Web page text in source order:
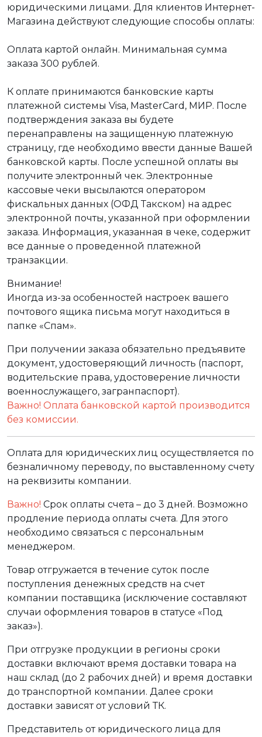
юридическими лицами. Для клиентов Интернет-
Магазина действуют следующие способы оплаты:
Оплата картой онлайн. Минимальная сумма
заказа 300 рублей.
К оплате принимаются банковские карты
платежной системы Visa, MasterCard, МИР. После
подтверждения заказа вы будете
перенаправлены на защищенную платежную
страницу, где необходимо ввести данные Вашей
банковской карты. После успешной оплаты вы
получите электронный чек. Электронные
кассовые чеки высылаются оператором
фискальных данных (ОФД Такском) на адрес
электронной почты, указанной при оформлении
заказа. Информация, указанная в чеке, содержит
все данные о проведенной платежной
транзакции.
Внимание!
Иногда из-за особенностей настроек вашего
почтового ящика письма могут находиться в
папке «Спам».
При получении заказа обязательно предъявите
документ, удостоверяющий личность (паспорт,
водительские права, удостоверение личности
военнослужащего, загранпаспорт).
Важно! Оплата банковской картой производится
без комиссии.
Оплата для юридических лиц осуществляется по
безналичному переводу, по выставленному счету
на реквизиты компании.
Важно! Срок оплаты счета – до 3 дней. Возможно
продление периода оплаты счета. Для этого
необходимо связаться с персональным
менеджером.
Товар отгружается в течение суток после
поступления денежных средств на счет
компании поставщика (исключение составляют
случаи оформления товаров в статусе «Под
заказ»).
При отгрузке продукции в регионы сроки
доставки включают время доставки товара на
наш склад (до 2 рабочих дней) и время доставки
до транспортной компании. Далее сроки
доставки зависят от условий ТК.
Представитель от юридического лица для